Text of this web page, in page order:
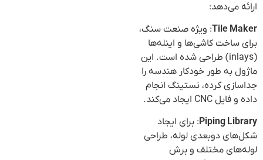
ارائه می‌دهد:
Tile Maker: ویژه صنعت سنگ،
برای ساخت کاشی‌ها و اینله‌ها
(inlays) طراحی شده است. این
ماژول به طور خودکار هندسه را
جداسازی کرده، نستینگ انجام
داده و فایل CNC ایجاد می‌کند.
Piping Library: برای ایجاد
شکل‌های دوبعدی لوله، طراحی
لوله‌های مختلف و برش